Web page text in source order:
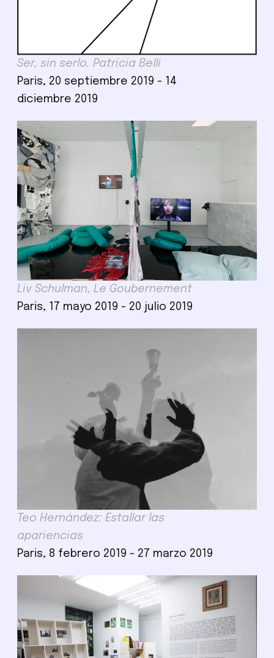
Ser, sin serlo. Patricia Belli
Paris, 20 septiembre 2019 - 14
diciembre 2019
Liv Schulman, Le Goubernement
Paris, 17 mayo 2019 - 20 julio 2019
Teo Hernández: Estallar las
apariencias
Paris, 8 febrero 2019 - 27 marzo 2019